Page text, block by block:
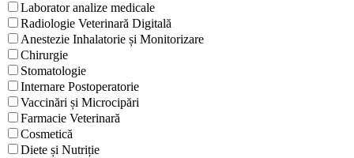
Laborator analize medicale
Radiologie Veterinară Digitală
Anestezie Inhalatorie și Monitorizare
Chirurgie
Stomatologie
Internare Postoperatorie
Vaccinări și Microcipări
Farmacie Veterinară
Cosmetică
Diete și Nutriție